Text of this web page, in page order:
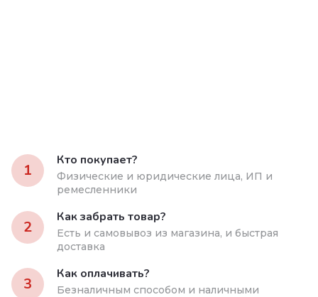
1
Кто покупает?
Физические и юридические лица, ИП и
ремесленники
2
Как забрать товар?
Есть и самовывоз из магазина, и быстрая
доставка
3
Как оплачивать?
Безналичным способом и наличными